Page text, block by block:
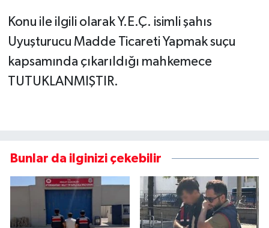
Konu ile ilgili olarak Y.E.Ç. isimli şahıs
Uyuşturucu Madde Ticareti Yapmak suçu
kapsamında çıkarıldığı mahkemece
TUTUKLANMIŞTIR.
Bunlar da ilginizi çekebilir